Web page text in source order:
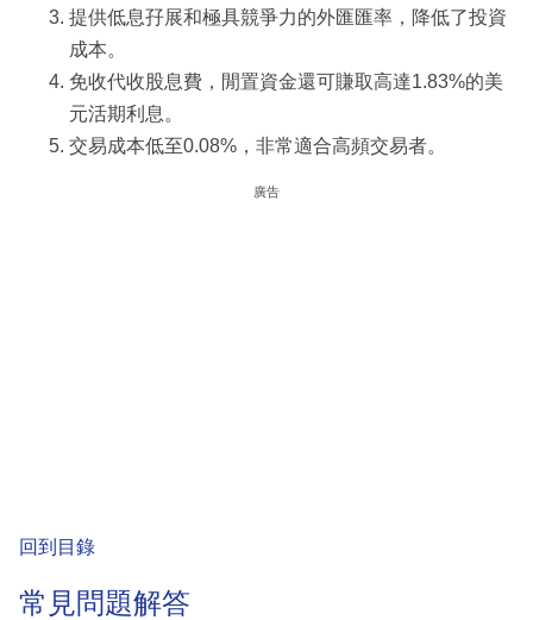
提供低息孖展和極具競爭力的外匯匯率，降低了投資
成本。
免收代收股息費，閒置資金還可賺取高達1.83%的美
元活期利息。
交易成本低至0.08%，非常適合高頻交易者。
廣告
回到目錄
常見問題解答